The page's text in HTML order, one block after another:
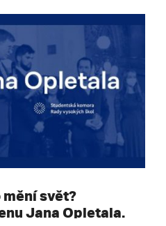
mění svět?
Jana Opletala.